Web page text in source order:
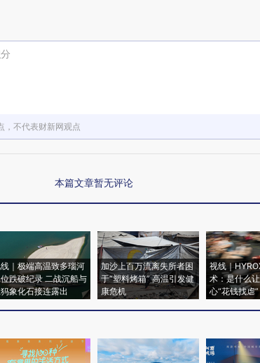
，不代表财新网观点
本篇文章暂无评论
｜极端高温致多瑙河
跌破纪录 二战沉船与
象化石接连露出
加沙上百万流离失所者困
于“塑料烤箱” 高温引发健
康危机
视线｜
术：是什么
心“花钱找虐”